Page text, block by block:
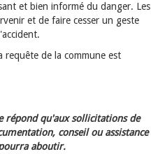
et bien informé du danger. Les
et de faire cesser un geste
requête de la commune est
répond qu'aux sollicitations de
conseil ou assistance
aboutir.